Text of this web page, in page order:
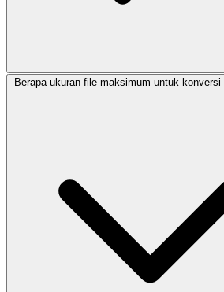
Berapa ukuran file maksimum untuk